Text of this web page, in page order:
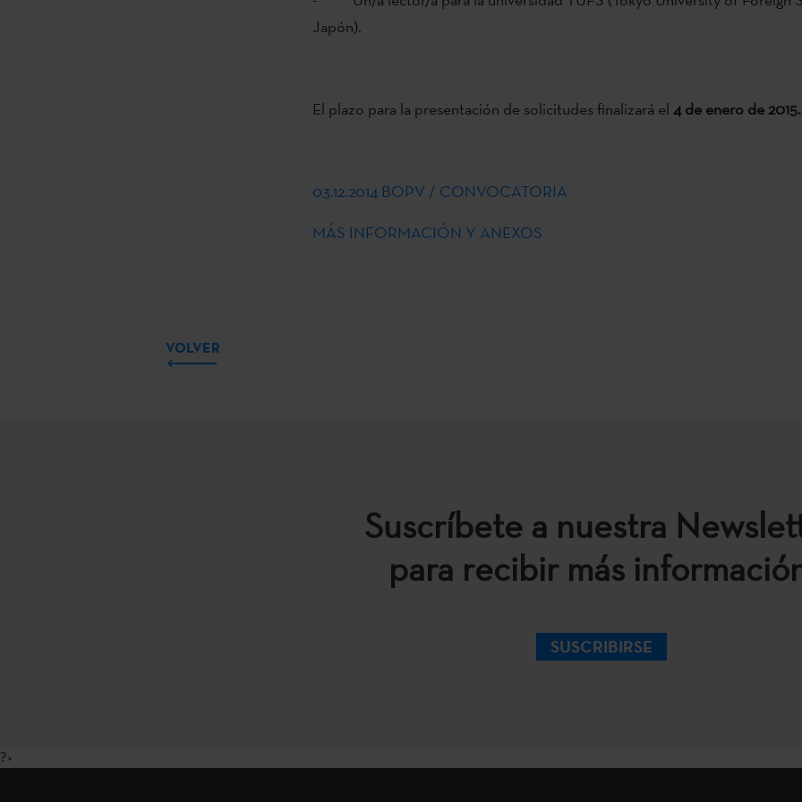
Japón).
El plazo para la presentación de solicitudes finalizará el 4 de enero de 2015.
03.12.2014 BOPV / CONVOCATORIA
MÁS INFORMACIÓN Y ANEXOS
VOLVER
Suscríbete a nuestra
para recibir más
SUSCRIBIRSE
?>